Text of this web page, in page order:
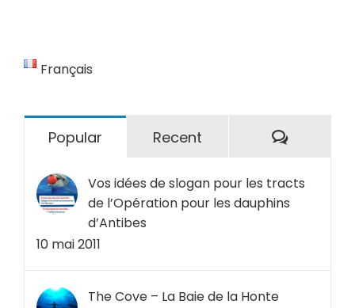
Français
Popular Recent
Vos idées de slogan pour les tracts
de l’Opération pour les dauphins
d’Antibes
10 mai 2011
The Cove – La Baie de la Honte